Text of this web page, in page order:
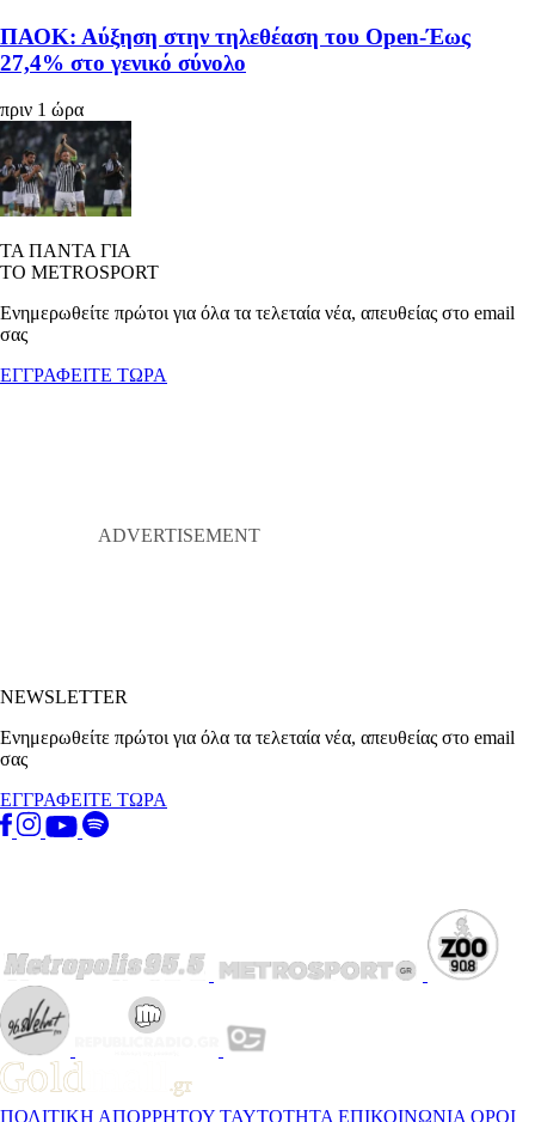
ΠΑΟΚ: Αύξηση στην τηλεθέαση του Open-Έως
27,4% στο γενικό σύνολο
πριν 1 ώρα
ΤΑ ΠΑΝΤΑ ΓΙΑ
ΤΟ METROSPORT
Ενημερωθείτε πρώτοι για όλα τα τελεταία νέα, απευθείας στο email
σας
ΕΓΓΡΑΦΕΙΤΕ ΤΩΡΑ
NEWSLETTER
Ενημερωθείτε πρώτοι για όλα τα τελεταία νέα, απευθείας στο email
σας
ΕΓΓΡΑΦΕΙΤΕ ΤΩΡΑ
ΠΟΛΙΤΙΚΗ ΑΠΟΡΡΗΤΟΥ ΤΑΥΤΟΤΗΤΑ ΕΠΙΚΟΙΝΩΝΙΑ ΟΡΟΙ